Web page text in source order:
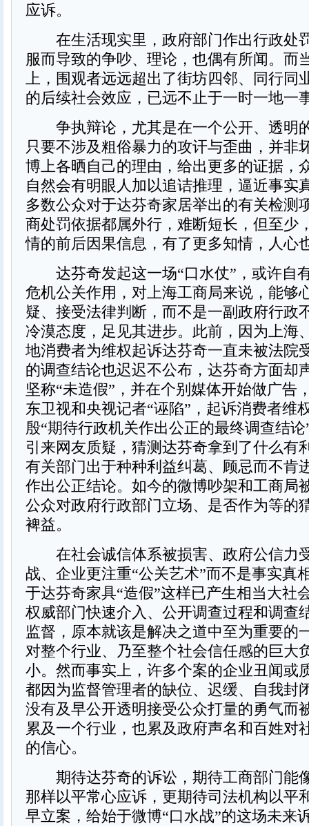
应诉。
在生活现实里，政府部门作出行政处
服而导致的争吵、理论，也偶有所闻。而
上，围观者远远超出了街坊四邻、同行同
的后续社会效应，已远不止于一时一地一
争执辩论，尤其是在一个公开、透明
只要不涉及粗俗暴力的攻讦与歪曲，并非
博上各晒自己的理由，给出更多的证据，
自然会有明眼人加以追诘推理，逼近事实
多数公众对于达芬奇家居举出的有关检测
商处罚依据都属外行，难断短长，但至少
情的前后因果信息，有了更多知情，人心
达芬奇发起这一场“口水仗”，或许自
危机公关作用，对上海工商局来说，能够
疑、接受法律判断，而不是一副政府行政
冷漠态度，足见其进步。此前，因为上海
地消费者为维权起诉达芬奇一直未被法院
的调查结论也迟迟不公布，达芬奇方面却
坚称“未造假”，并在个别媒体开始做广告
东卫视和央视记者“诬陷”，起诉消费者维
殷“期待行政机关作出公正的最终调查结
引来网友质疑，猜测达芬奇拿到了什么有
有关部门出于种种利益纠葛、顾忌而不肯
作出公正结论。如今的微博吵架和工商局
公众对政府行政部门立场、是否作为等的
裨益。
在社会诚信体系被损害、政府公信力
战、企业更注重“公关艺术”而不是事实真
于达芬奇家具“造假”这样已产生相当大社
权威部门快速介入、公开调查过程和调查
监督，原本就该是解决之道中至为重要的
对整个行业、乃至整个社会信任感的巨大
小。然而事实上，许多个案的企业丑闻或
都因为监督管理者的缺位、迟缓、自我封
没有及早公开透明接受公众打量的勇气而
累及一个行业，也累及政府声名和百姓对
的信心。
期待达芬奇的诉讼，期待工商部门能
那样以平常心应诉，更期待司法机构以平
早立案，给始于微博“口水战”的这场未来